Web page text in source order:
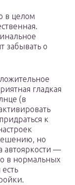
в целом
забывать о
гладкая
(в
к
но
автояркости —
в нормальных